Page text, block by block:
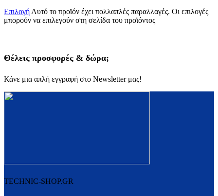
Επιλογή Αυτό το προϊόν έχει πολλαπλές παραλλαγές. Οι επιλογές
μπορούν να επιλεγούν στη σελίδα του προϊόντος
Θέλεις προσφορές & δώρα;
Κάνε μια απλή εγγραφή στο Newsletter μας!
TECHNIC-SHOP.GR